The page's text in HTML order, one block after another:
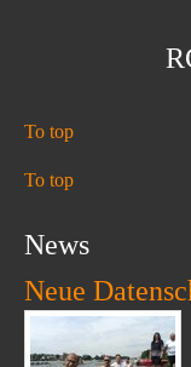
To top
To top
News
Neue